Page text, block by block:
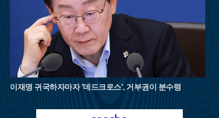
이재명 귀국하자마자 '데드크로스', 거부권이 분수령